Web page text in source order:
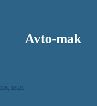
Avto-mak
18:21